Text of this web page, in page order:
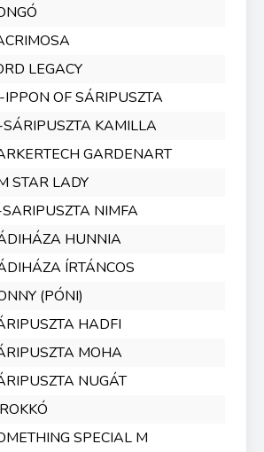
LEGACY
IPPON OF SÁRIPUSZTA
KAMILLA
GARDENART
STAR LADY
NIMFA
HUNNIA
ÍRTÁNCOS
(PÓNI)
HADFI
MOHA
NUGÁT
SPECIAL M